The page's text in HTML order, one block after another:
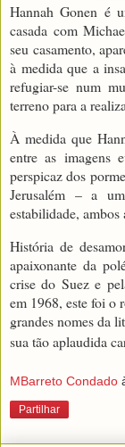
Hannah Gonen é
casada com
seu casamento,
à medida que a
refugiar-se num
terreno para a
À medida que
entre as imagens
perspicaz dos
Jerusalém – a
estabilidade, ambos
História de
apaixonante da
crise do Suez e
em 1968, este foi o
grandes nomes da
sua tão aplaudida
MBarreto Condado
Partilhar